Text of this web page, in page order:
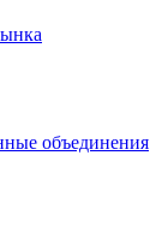
объединения